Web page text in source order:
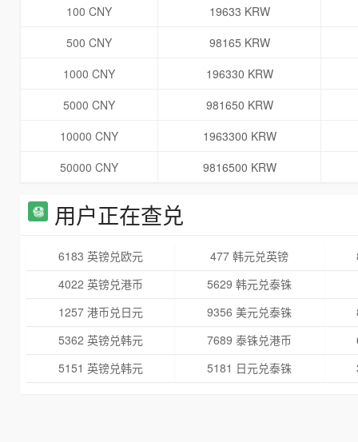
100 CNY
19633 KRW
500 CNY
98165 KRW
1000 CNY
196330 KRW
5000 CNY
981650 KRW
10000 CNY
1963300 KRW
50000 CNY
9816500 KRW
用户正在查兑
6183 英镑兑欧元 477 韩元兑英镑
4022 英镑兑港币
5629 韩元兑泰铢
1257 港币兑日元
9356 美元兑泰铢
5362 英镑兑韩元
7689 泰铢兑港币
5151 英镑兑韩元
5181 日元兑泰铢